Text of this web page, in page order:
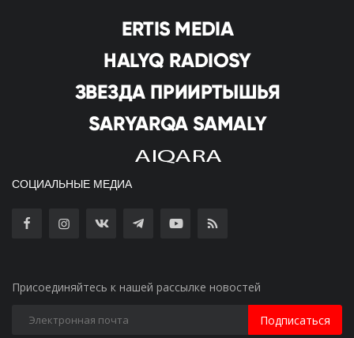
СОЦИАЛЬНЫЕ МЕДИА
Присоединяйтесь к нашей рассылке новостей
Подписаться